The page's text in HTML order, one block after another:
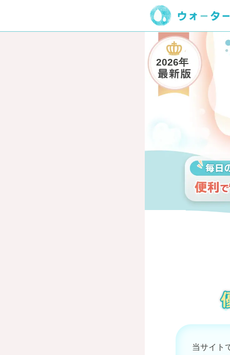
2026年
当サイト